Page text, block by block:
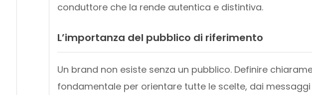
conduttore che la rende autentica e distintiva.
L’importanza del pubblico di riferimento
Un brand non esiste senza un pubblico. Definire
fondamentale per orientare tutte le scelte, dai